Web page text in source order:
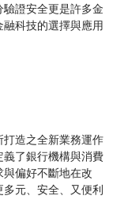
證安全更是許多金
科技的選擇與應用
造之全新業務運作
了銀行機構與消費
偏好不斷地在改
元、安全、又便利